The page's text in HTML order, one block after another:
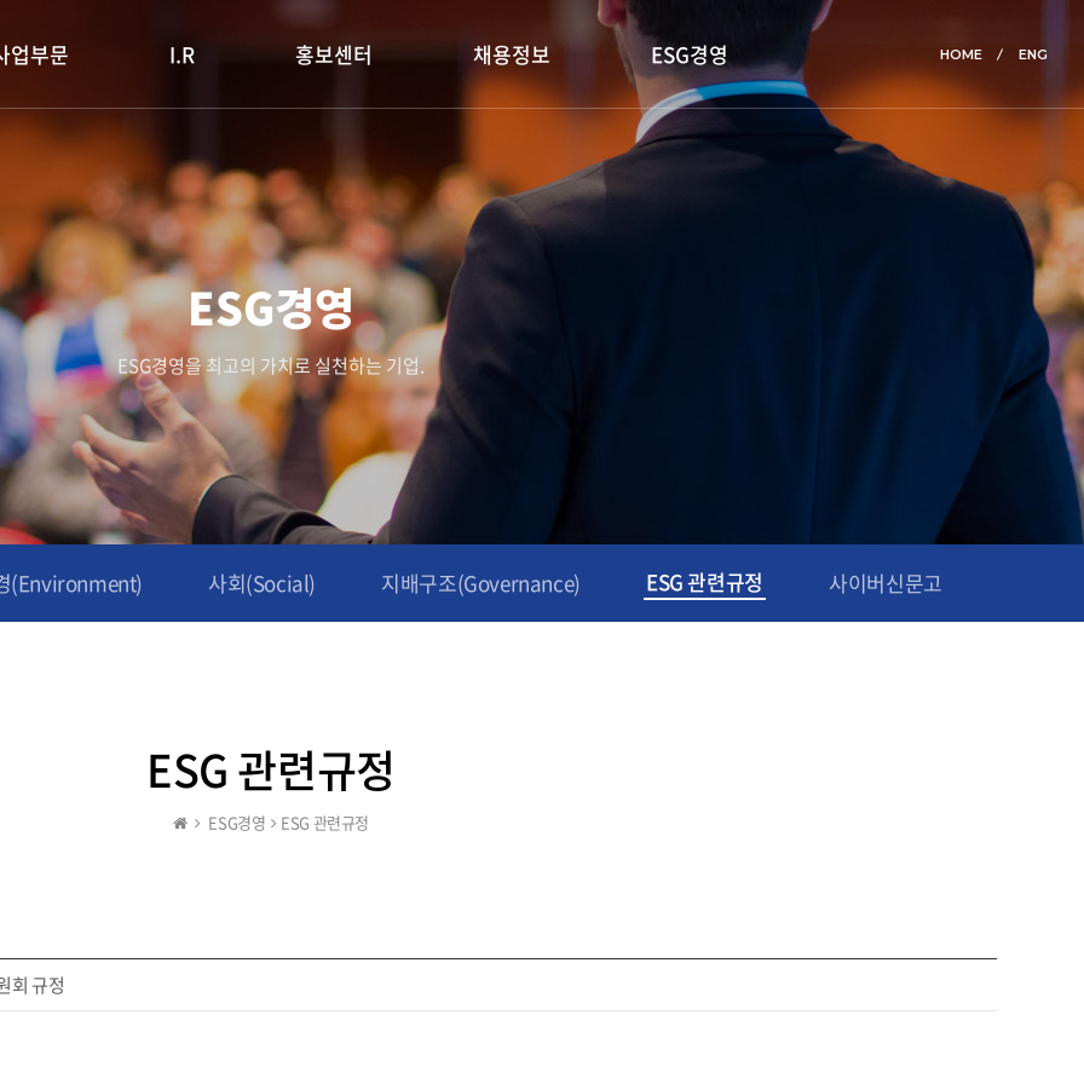
HOME ENG
업부문 I.R 홍보센터 채용정보 ESG경영
ESG경영
ESG경영을 최고의 가치로 실천하는 기업.
(Environment) 사회(Social) 지배구조(Governance) ESG 관련규정 사이버신문고
ESG 관련규정
ESG경영 ESG 관련규정
회 규정